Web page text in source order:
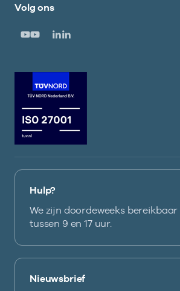
Volg ons
Hulp?
We zijn doordeweeks bereikbaar
tussen 9 en 17 uur.
Nieuwsbrief